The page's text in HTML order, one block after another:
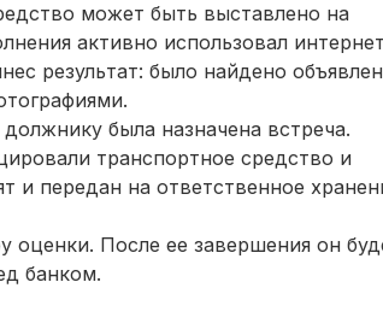
может быть выставлено на
активно использовал
результат: было найдено
была назначена встреча.
транспортное средство и
и передан на ответственное
оценки. После ее завершения он
банком.